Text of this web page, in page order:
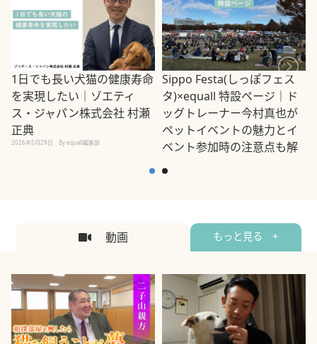
1日でも長い犬猫の健康寿命
を実現したい｜ゾエティ
ス・ジャパン株式会社 村瀬
正典
2026年5月29日 By equall編集部
Sippo Festa(しっぽフェス
タ)×equall 特設ページ｜ド
ッグトレーナー今村真也が
ペットイベントの魅力とイ
ベント参加時の注意点も解
2026年5月12日
動画 もっと見る +